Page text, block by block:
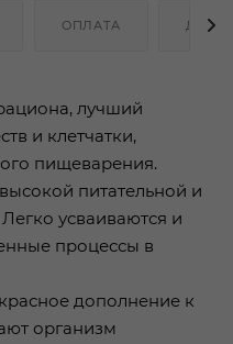
ОПЛАТА
лучший
и клетчатки,
пищеварения.
питательной и
усваиваются и
процессы в
дополнение к
организм